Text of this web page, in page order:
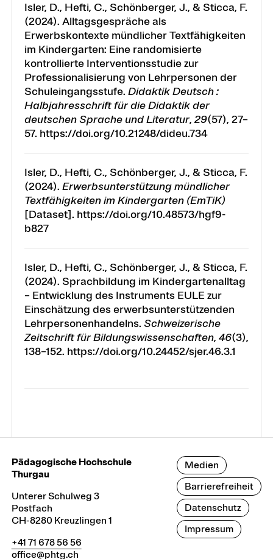
Isler, D., Hefti, C., Schönberger, J., & Sticca, F.
(2024). Alltagsgespräche als
Erwerbskontexte mündlicher Textfähigkeiten
im Kindergarten: Eine randomisierte
kontrollierte Interventionsstudie zur
Professionalisierung von Lehrpersonen der
Schuleingangsstufe. Didaktik Deutsch :
Halbjahresschrift für die Didaktik der
deutschen Sprache und Literatur, 29(57), 27–
57. https://doi.org/10.21248/dideu.734
Isler, D., Hefti, C., Schönberger, J., & Sticca, F.
(2024). Erwerbsunterstützung mündlicher
Textfähigkeiten im Kindergarten (EmTiK)
[Dataset]. https://doi.org/10.48573/hgf9-
b827
Isler, D., Hefti, C., Schönberger, J., & Sticca, F.
(2024). Sprachbildung im Kindergartenalltag
– Entwicklung des Instruments EULE zur
Einschätzung des erwerbsunterstützenden
Lehrpersonenhandelns. Schweizerische
Zeitschrift für Bildungswissenschaften, 46(3),
138–152. https://doi.org/10.24452/sjer.46.3.1
Pädagogische Hochschule
Thurgau
Unterer Schulweg 3
Postfach
CH-8280 Kreuzlingen 1
+41 71 678 56 56
office@phtg.ch
Medien
Barrierefreiheit
Datenschutz
Impressum